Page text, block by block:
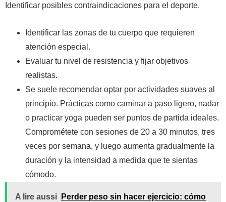
Identificar posibles contraindicaciones para el deporte.
Identificar las zonas de tu cuerpo que requieren
atención especial.
Evaluar tu nivel de resistencia y fijar objetivos
realistas.
Se suele recomendar optar por actividades suaves al
principio. Prácticas como caminar a paso ligero, nadar
o practicar yoga pueden ser puntos de partida ideales.
Comprométete con sesiones de 20 a 30 minutos, tres
veces por semana, y luego aumenta gradualmente la
duración y la intensidad a medida que te sientas
cómodo.
A lire aussi
Perder peso sin hacer ejercicio: cómo